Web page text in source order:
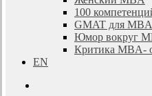
100
GMAT для MBA
Юмор вокруг
Критика MBA-
EN